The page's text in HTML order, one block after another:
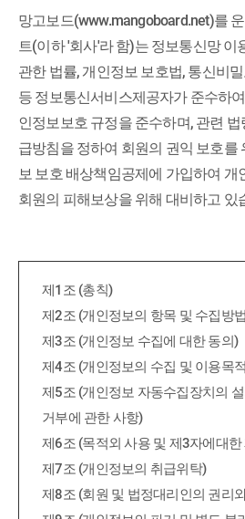
망고보드(www.mangoboard.net)를
트(이하 '회사'라 함)는 정보통신망 이
관한 법률, 개인정보 보호법, 통신비
등 정보통신서비스제공자가 준수하
인정보보호 규정을 준수하며, 관련
급방침을 정하여 회원의 권익 보호를
보 보호 배상책임공제에 가입하여 개
회원의 피해보상을 위해 대비하고 있
제1조 (총칙)
제2조 (개인정보의 항목 및 수집방
제3조 (개인정보 수집에 대한 동의)
제4조 (개인정보의 수집 및 이용목
제5조 (개인정보 자동수집장치의
거부에 관한 사항)
제6조 (목적외 사용 및 제3자에대한
제7조 (개인정보의 취급위탁)
제8조 (회원 및 법정대리인의 권리